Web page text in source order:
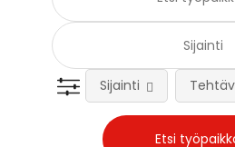
Sijainti